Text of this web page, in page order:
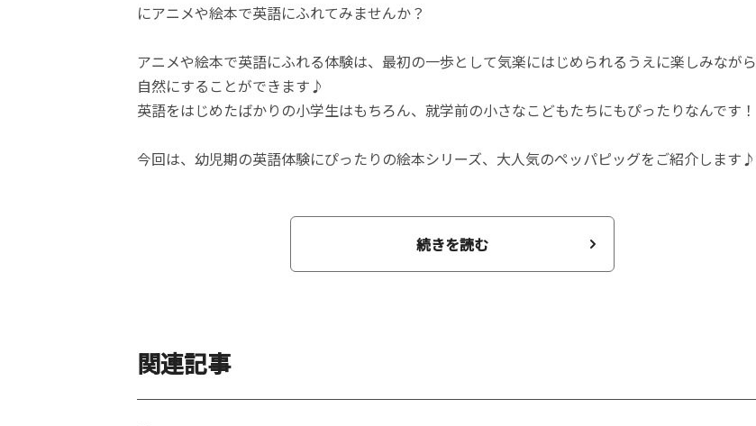
にアニメや絵本で英語にふれてみませんか？
アニメや絵本で英語にふれる体験は、最初の一歩として気楽にはじめられるうえに楽しみながら
自然にすることができます♪
英語をはじめたばかりの小学生はもちろん、就学前の小さなこどもたちにもぴったりなんです！
今回は、幼児期の英語体験にぴったりの絵本シリーズ、大人気のペッパピッグをご紹介します♪
続きを読む
関連記事